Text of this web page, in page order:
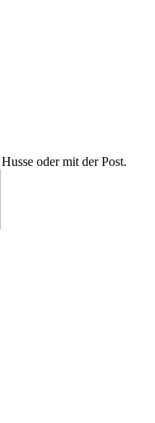
oder mit der Post.